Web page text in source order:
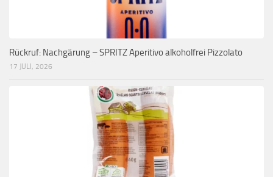
Rückruf: Nachgärung – SPRITZ Aperitivo alkoholfrei Pizzolato
17 JULI, 2026